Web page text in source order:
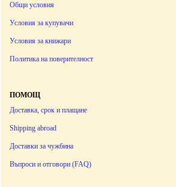
Общи условия
Условия за купувачи
Условия за книжари
Политика на поверителност
ПОМОЩ
Доставка, срок и плащане
Shipping abroad
Доставки за чужбина
Въпроси и отговори (FAQ)